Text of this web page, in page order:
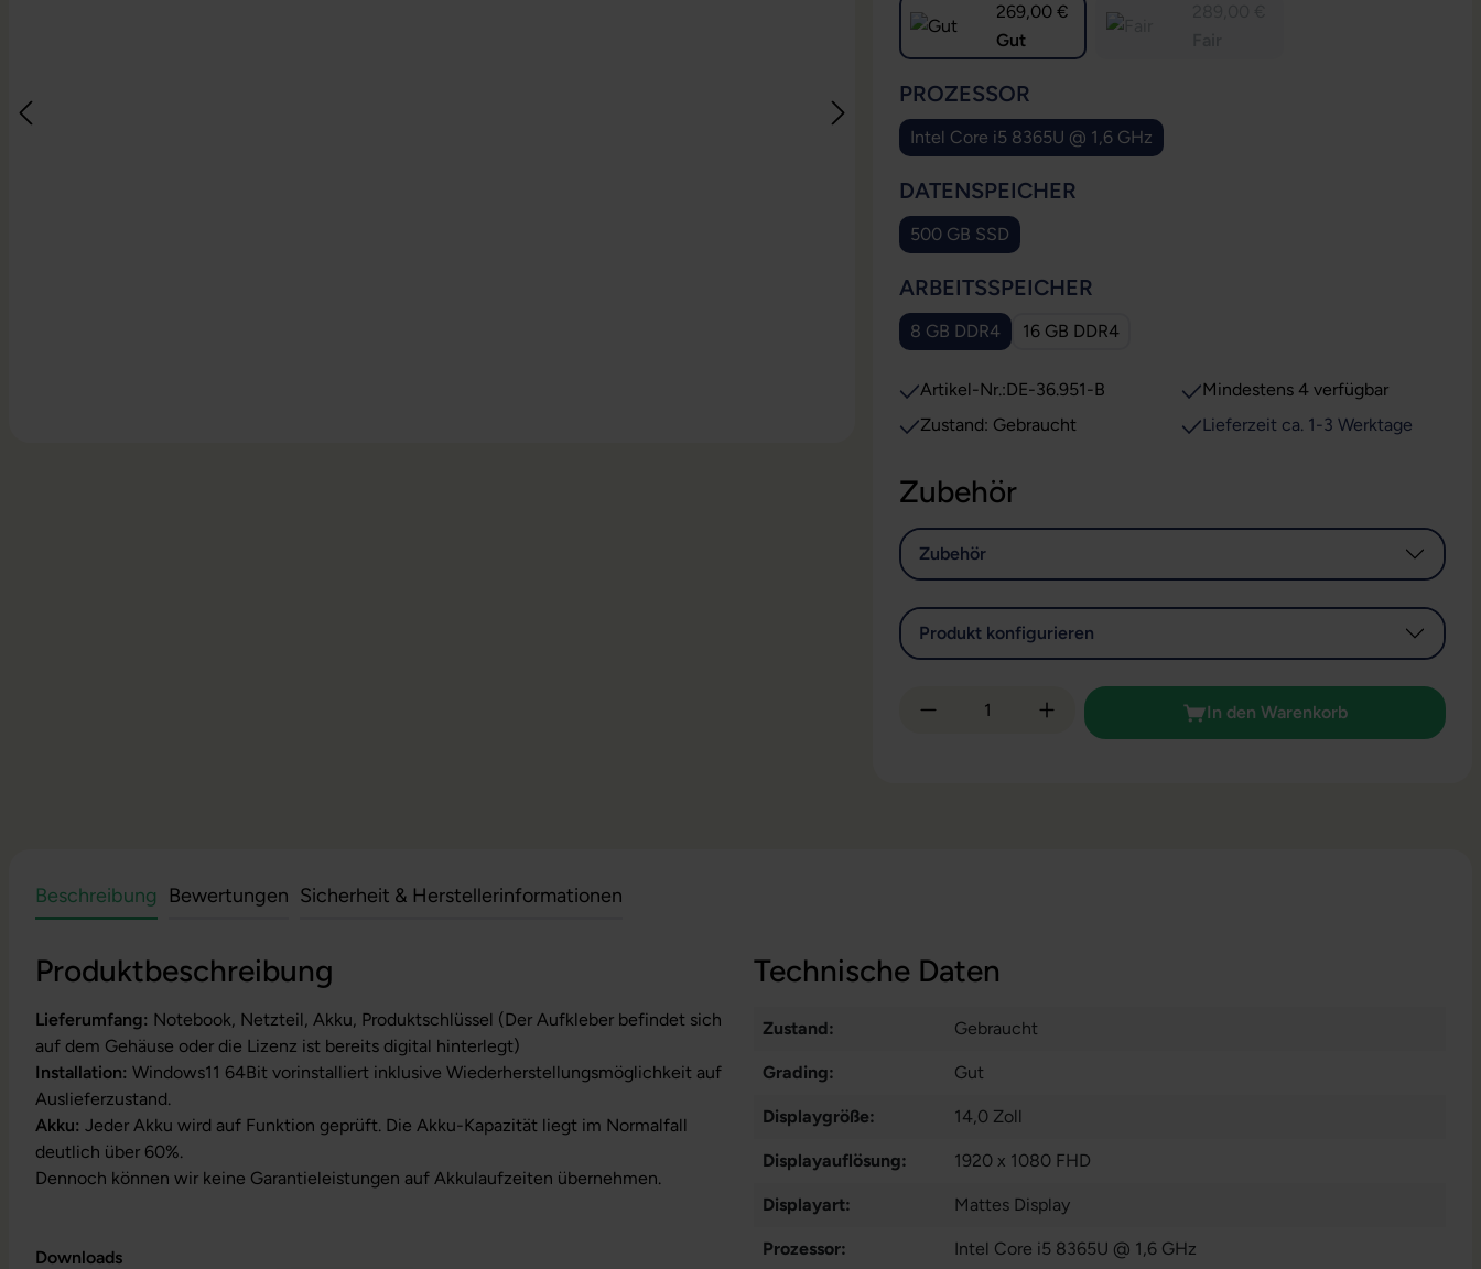
269,00 €
Gut
PROZESSOR
Intel Core i5 8365U @ 1,6 GHz
DATENSPEICHER
500 GB SSD
ARBEITSSPEICHER
8 GB DDR4 16 GB DDR4
Artikel-Nr.:DE-36.951-B
Zustand: Gebraucht
Mindestens 4 verfügbar
Lieferzeit ca. 1-3 Werktage
Zubehör
Zubehör
Produkt konfigurieren
Produkt Anzahl: Gib den gewünschten Wert ein
In den Warenkorb
Beschreibung Bewertungen Sicherheit & Herstellerinformationen
Produktbeschreibung
Lieferumfang: Notebook, Netzteil, Akku, Produktschlüssel (Der Aufkleber befindet sich
auf dem Gehäuse oder die Lizenz ist bereits digital hinterlegt)
Installation: Windows11 64Bit vorinstalliert inklusive Wiederherstellungsmöglichkeit auf
Auslieferzustand.
Akku: Jeder Akku wird auf Funktion geprüft. Die Akku-Kapazität liegt im Normalfall
deutlich über 60%.
Dennoch können wir keine Garantieleistungen auf Akkulaufzeiten übernehmen.
Downloads
Technische Daten
Zustand: Gebraucht
Grading: Gut
Displaygröße: 14,0 Zoll
Displayauflösung: 1920 x 1080 FHD
Displayart: Mattes Display
Prozessor: Intel Core i5 8365U @ 1,6 GHz